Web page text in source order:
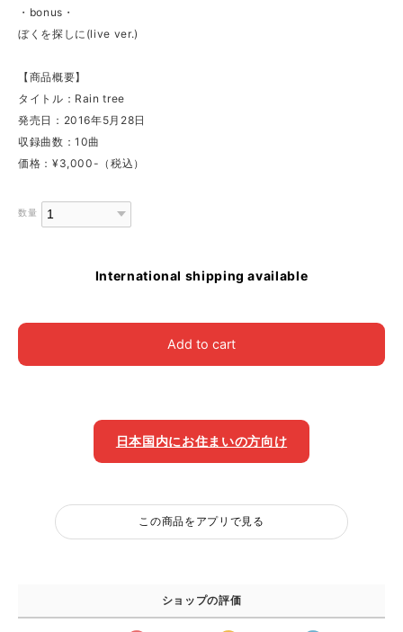
・bonus・
ぼくを探しに(live ver.)
【商品概要】
タイトル：Rain tree
発売日：2016年5月28日
収録曲数：10曲
価格：¥3,000-（税込）
数量
International shipping available
Add to cart
日本国内にお住まいの方向け
この商品をアプリで見る
ショップの評価